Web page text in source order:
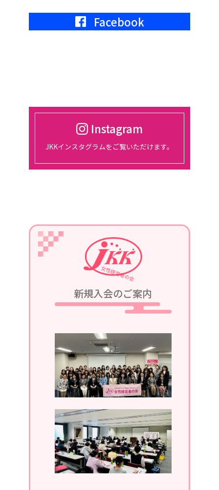
2024/05/01
2024年7月9日
東京、都市センターホテルにて、総会
2024/01/30
て開催される『宿フェス』に参加しま
2024年1月22日
第3回定例会議in長崎を、開催。
青年部の協力を得て、勉強会を行いま
令和5年9月25日、令和5・6年度第2回
定例会議in軽井沢が、グランドエクシ
2023/07/05
令和5年7月13日、第1回定例会議in湯
河原が、湯河原温泉ホテルあかねにて
開催されます。
2023/04/05
2023年4月19日、通常総会開催。
2022/11/30
2022年11月。ホームページがリニュ
Facebook
Instagram
JKKインスタグラムをご覧いただけます。
新規入会のご案内